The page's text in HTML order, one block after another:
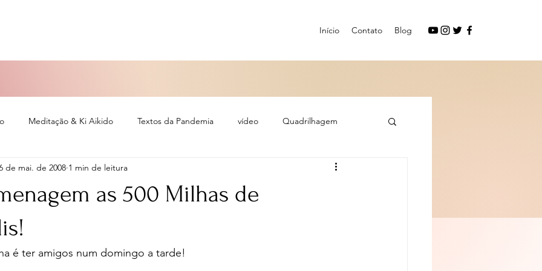
Início Contato Blog
Meditação & Ki Aikido Textos da Pandemia vídeo Quadrilhagem
as 500 Milhas de
de mai. de 2008 1 min de leitura
é ter amigos num domingo a tarde!